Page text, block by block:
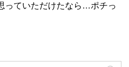
っていただけたなら…ポチっ